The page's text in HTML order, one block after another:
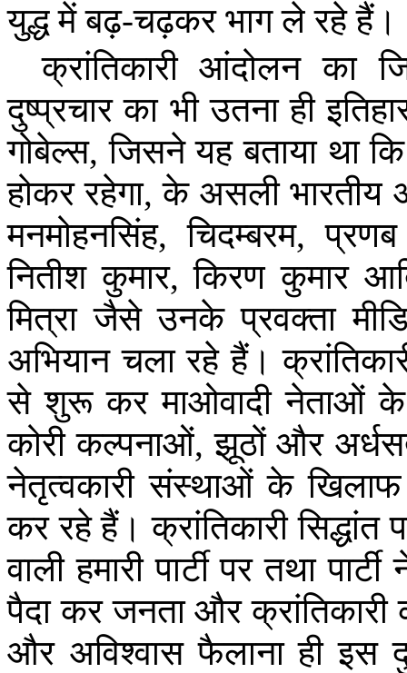
युद्ध में बढ़-चढ़कर भाग ले रहे हैं।
क्रांतिकारी आंदोलन का
दुष्प्रचार का भी उतना ही
गोबेल्स,जिसने यह बताया था कि
होकर रहेगा,के असली भारतीय
मनमोहनसिंह,चिदम्बरम,प्रणब
नितीश कुमार,किरण कुमार
मित्रा जैसे उनके प्रवक्ता
अभियान चला रहे हैं।
से शुरू कर माओवादी नेताओं के
कोरी कल्पनाओं,झूठों और
नेतृत्वकारी संस्थाओं के खिलाफ
कर रहे हैं। क्रांतिकारी सिद्धांत
वाली हमारी पार्टी पर तथा पार्टी
पैदा कर जनता और क्रांतिकारी
और अविश्वास फैलाना ही इस